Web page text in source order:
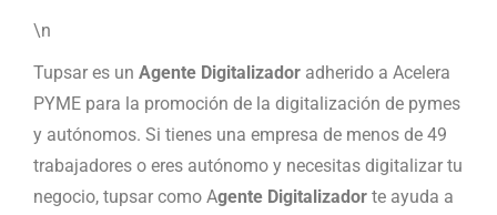
\n
Tupsar es un Agente Digitalizador adherido a Acelera
PYME para la promoción de la digitalización de pymes
y autónomos. Si tienes una empresa de menos de 49
trabajadores o eres autónomo y necesitas digitalizar tu
negocio, tupsar como Agente Digitalizador te ayuda a